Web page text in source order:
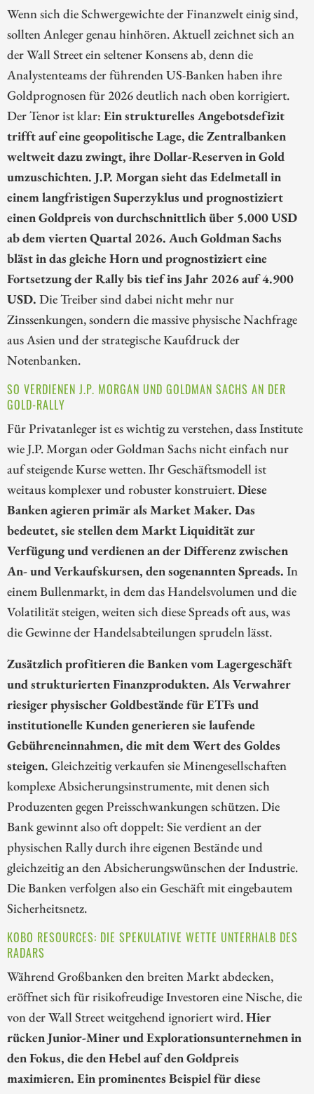
Wenn sich die Schwergewichte der Finanzwelt einig sind,
sollten Anleger genau hinhören. Aktuell zeichnet sich an
der Wall Street ein seltener Konsens ab, denn die
Analystenteams der führenden US-Banken haben ihre
Goldprognosen für 2026 deutlich nach oben korrigiert.
Der Tenor ist klar: Ein strukturelles Angebotsdefizit
trifft auf eine geopolitische Lage, die Zentralbanken
weltweit dazu zwingt, ihre Dollar-Reserven in Gold
umzuschichten. J.P. Morgan sieht das Edelmetall in
einem langfristigen Superzyklus und prognostiziert
einen Goldpreis von durchschnittlich über 5.000 USD
ab dem vierten Quartal 2026. Auch Goldman Sachs
bläst in das gleiche Horn und prognostiziert eine
Fortsetzung der Rally bis tief ins Jahr 2026 auf 4.900
USD. Die Treiber sind dabei nicht mehr nur
Zinssenkungen, sondern die massive physische Nachfrage
aus Asien und der strategische Kaufdruck der
Notenbanken.
SO VERDIENEN J.P. MORGAN UND GOLDMAN SACHS AN DER
GOLD-RALLY
Für Privatanleger ist es wichtig zu verstehen, dass Institute
wie J.P. Morgan oder Goldman Sachs nicht einfach nur
auf steigende Kurse wetten. Ihr Geschäftsmodell ist
weitaus komplexer und robuster konstruiert.Diese
Banken agieren primär als Market Maker. Das
bedeutet, sie stellen dem Markt Liquidität zur
Verfügung und verdienen an der Differenz zwischen
An- und Verkaufskursen, den sogenannten Spreads. In
einem Bullenmarkt, in dem das Handelsvolumen und die
Volatilität steigen, weiten sich diese Spreads oft aus, was
die Gewinne der Handelsabteilungen sprudeln lässt.
Zusätzlich profitieren die Banken vom Lagergeschäft
und strukturierten Finanzprodukten. Als Verwahrer
riesiger physischer Goldbestände für ETFs und
institutionelle Kunden generieren sie laufende
Gebühreneinnahmen, die mit dem Wert des Goldes
steigen. Gleichzeitig verkaufen sie Minengesellschaften
komplexe Absicherungsinstrumente, mit denen sich
Produzenten gegen Preisschwankungen schützen. Die
Bank gewinnt also oft doppelt: Sie verdient an der
physischen Rally durch ihre eigenen Bestände und
gleichzeitig an den Absicherungswünschen der Industrie.
Die Banken verfolgen also ein Geschäft mit eingebautem
Sicherheitsnetz.
KOBO RESOURCES: DIE SPEKULATIVE WETTE UNTERHALB DES
RADARS
Während Großbanken den breiten Markt abdecken,
eröffnet sich für risikofreudige Investoren eine Nische, die
von der Wall Street weitgehend ignoriert wird.Hier
rücken Junior-Miner und Explorationsunternehmen in
den Fokus, die den Hebel auf den Goldpreis
maximieren. Ein prominentes Beispiel für diese